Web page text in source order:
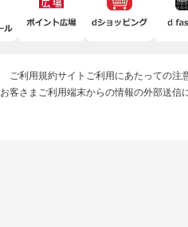
ご利用規約サイトご利用にあたっての注
お客さまご利用端末からの情報の外部送信